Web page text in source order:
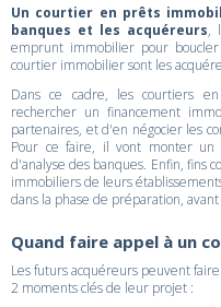
Un courtier en prêts
banques et les acquéreurs,
emprunt immobilier pour
courtier immobilier sont les
Dans ce cadre, les courtiers
rechercher un financement
partenaires, et d'en négocier les
Pour ce faire, il vont monter un
d'analyse des banques. Enfin, fins
immobiliers de leurs
dans la phase de préparation,
Quand faire appel à un
Les futurs acquéreurs peuvent
2 moments clés de leur projet :